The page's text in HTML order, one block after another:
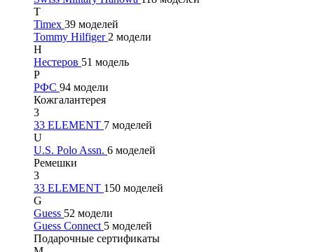
T
Timex 39 моделей
Tommy Hilfiger 2 модели
Н
Нестеров 51 модель
Р
РФС 94 модели
Кожгалантерея
3
33 ELEMENT 7 моделей
U
U.S. Polo Assn. 6 моделей
Ремешки
3
33 ELEMENT 150 моделей
G
Guess 52 модели
Guess Connect 5 моделей
Подарочные сертификаты